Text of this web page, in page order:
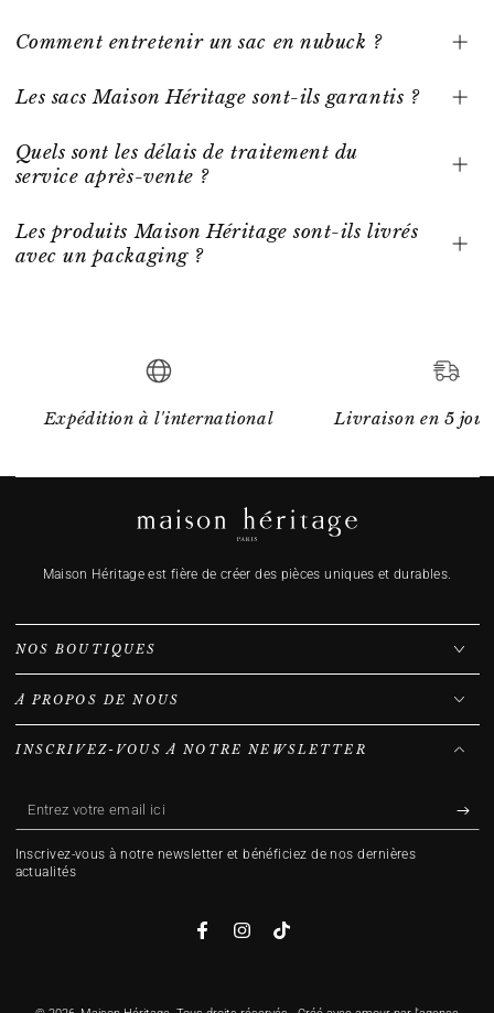
Comment entretenir un sac en nubuck ?
Les sacs Maison Héritage sont-ils garantis ?
Quels sont les délais de traitement du
service après-vente ?
Les produits Maison Héritage sont-ils livrés
avec un packaging ?
Expédition à l'international Livraison en 5
Maison Héritage est fière de créer des pièces uniques et durables.
NOS BOUTIQUES
À PROPOS DE NOUS
INSCRIVEZ-VOUS À NOTRE NEWSLETTER
Entrez
votre
email
Inscrivez-vous à notre newsletter et bénéficiez de nos dernières
actualités
FacebookInstagramTikTok